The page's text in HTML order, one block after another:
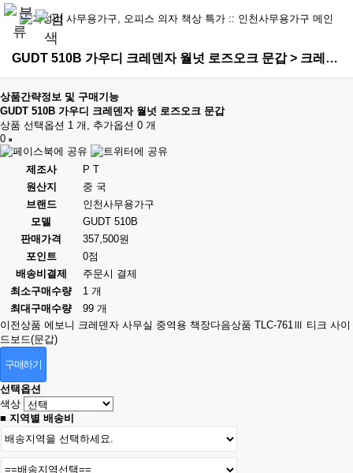
GUDT 510B 가우디 크레덴자 월넛 로즈오크 문갑 > 크레덴자
상품간략정보 및 구매기능
GUDT 510B 가우디 크레덴자 월넛 로즈오크 문갑
상품 선택옵션 1 개, 추가옵션 0 개
0
제조사
P T
원산지
중 국
브랜드
인천사무용가구
모델
GUDT 510B
판매가격
357,500원
포인트
0점
배송비결제
주문시 결제
최소구매수량
1 개
최대구매수량
99 개
이전상품 에보니 크레덴자 사무실 중역용 책장다음상품 TLC-761Ⅲ 티크 사이
드보드(문갑)
구매하기
선택옵션
색상
■ 지역별 배송비